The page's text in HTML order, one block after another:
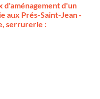
d'un
aux Prés-Saint-Jean -
serrurerie :